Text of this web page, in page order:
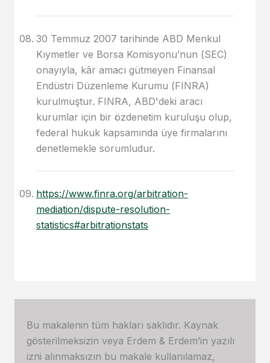
30 Temmuz 2007 tarihinde ABD Menkul
Kıymetler ve Borsa Komisyonu’nun (SEC)
onayıyla, kâr amacı gütmeyen Finansal
Endüstri Düzenleme Kurumu (FINRA)
kurulmuştur. FINRA, ABD'deki aracı
kurumlar için bir özdenetim kuruluşu olup,
federal hukuk kapsamında üye firmalarını
denetlemekle sorumludur.
https://www.finra.org/arbitration-
mediation/dispute-resolution-
statistics#arbitrationstats
Bu makalenin tüm hakları saklıdır. Kaynak
gösterilmeksizin veya Erdem & Erdem’in yazılı
izni alınmaksızın bu makale kullanılamaz,